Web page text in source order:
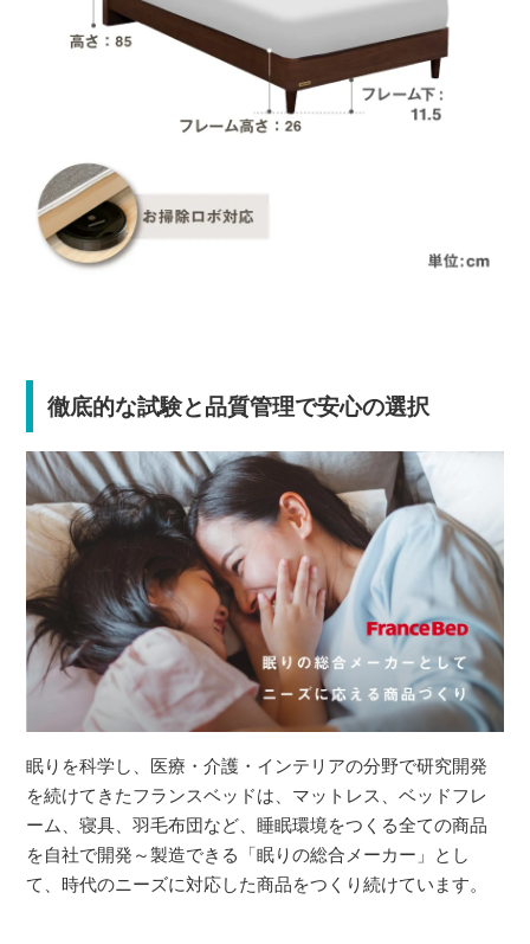
徹底的な試験と品質管理で安心の選択
眠りを科学し、医療・介護・インテリアの分野で研究開発
を続けてきたフランスベッドは、マットレス、ベッドフレ
ーム、寝具、羽毛布団など、睡眠環境をつくる全ての商品
を自社で開発～製造できる「眠りの総合メーカー」とし
て、時代のニーズに対応した商品をつくり続けています。